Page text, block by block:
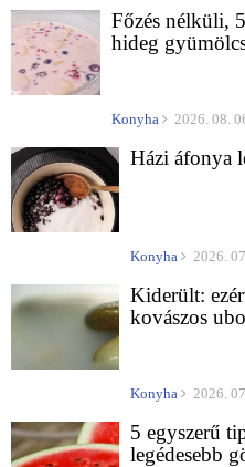
Főzés nélküli,
hideg
Konyha 2026. 08.
Házi áfonya
Konyha 2026.
Kiderült:
kovászos
Konyha 2026.
5 egyszerű
legédesebb